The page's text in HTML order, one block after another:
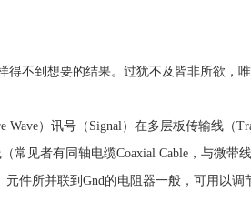
不到想要的结果。过犹不及皆非所欲，
）讯号（Signal）在多层板传输线（
常见者有同轴电缆Coaxial Cable，与微带
件所并联到Gnd的电阻器一般，可用以调